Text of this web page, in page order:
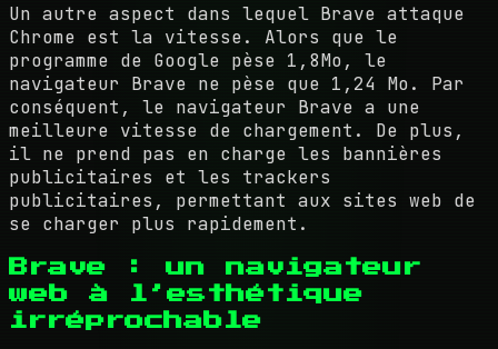
Un autre aspect dans lequel Brave attaque
Chrome est la vitesse. Alors que le
programme de Google pèse 1,8Mo, le
navigateur Brave ne pèse que 1,24 Mo. Par
conséquent, le navigateur Brave a une
meilleure vitesse de chargement. De plus,
il ne prend pas en charge les bannières
publicitaires et les trackers
publicitaires, permettant aux sites web de
se charger plus rapidement.
Brave : un navigateur
web à l’esthétique
irréprochable